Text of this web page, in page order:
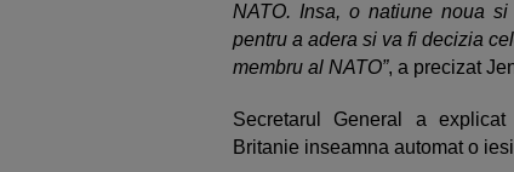
NATO. Insa, o natiune noua
pentru a adera si va fi decizia
membru al NATO”, a precizat
Secretarul General a
Britanie inseamna automat o